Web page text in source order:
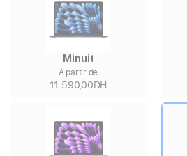
Minuit
À partir de
11 590,00DH